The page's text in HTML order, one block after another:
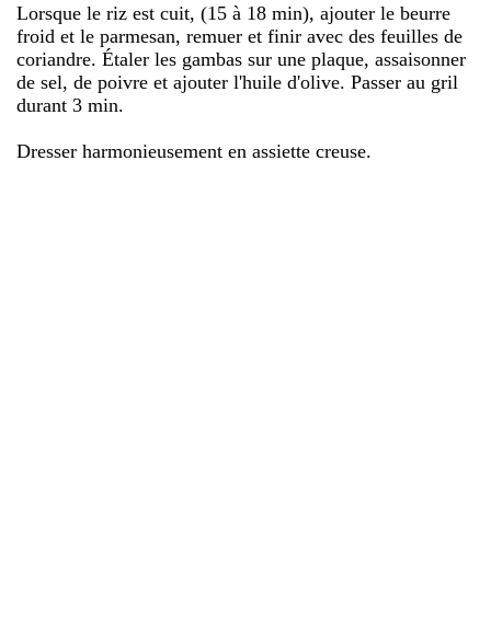
Lorsque le riz est cuit, (15 à 18 min), ajouter le beurre
froid et le parmesan, remuer et finir avec des feuilles de
coriandre. Étaler les gambas sur une plaque, assaisonner
de sel, de poivre et ajouter l'huile d'olive. Passer au gril
durant 3 min.
Dresser harmonieusement en assiette creuse.